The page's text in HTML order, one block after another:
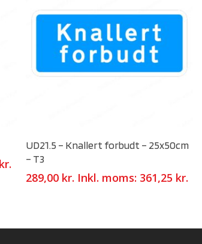
kr.
UD21.5 – Knallert forbudt – 25x50cm
– T3
289,00 kr. Inkl. moms: 361,25 kr.